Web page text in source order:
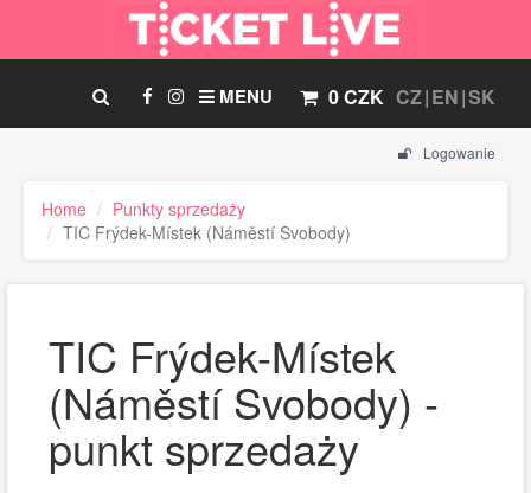
CZ EN SK
0 CZK
MENU
Logowanie
Home
Punkty sprzedaży
TIC Frýdek-Místek (Náměstí Svobody)
TIC Frýdek-Místek
(Náměstí Svobody) -
punkt sprzedaży